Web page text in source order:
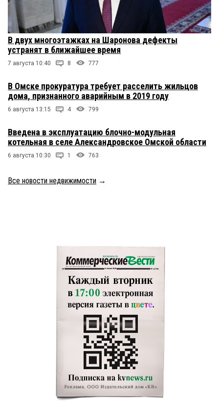
В двух многоэтажках на Шаронова дефекты
устранят в ближайшее время
7 августа 10:40 8 777
В Омске прокуратура требует расселить жильцов
дома, признанного аварийным в 2019 году
6 августа 13:15 4 799
Введена в эксплуатацию блочно-модульная
котельная в селе Александровское Омской области
6 августа 10:30 1 763
Все новости недвижимости →